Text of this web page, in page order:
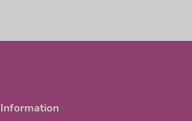
Information